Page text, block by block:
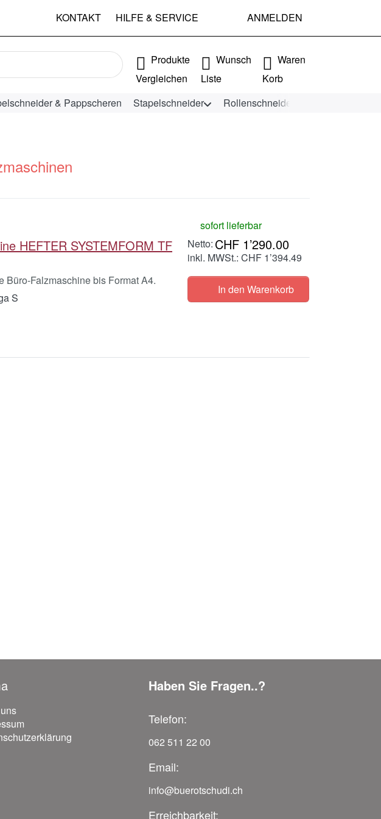
KONTAKT HILFE & SERVICE ANMELDEN
automatisch erste Ergebnisse. Drücken Sie die Eingabetaste, um alle
Produkte
Vergleichen
Wunsch
Liste
Waren
Korb
& Pappscheren Stapelschneider Rollenschneider
HEFTER SYSTEMFORM TF
Büro-Falzmaschine bis Format A4.
S
sofort lieferbar
CHF 1’290.00
inkl. MWSt.: CHF 1’394.49
In den Warenkorb
Haben Sie Fragen..?
Telefon:
062 511 22 00
Email:
info@buerotschudi.ch
Erreichbarkeit: